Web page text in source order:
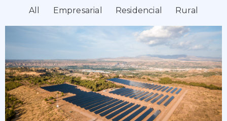
All Empresarial Residencial Rural